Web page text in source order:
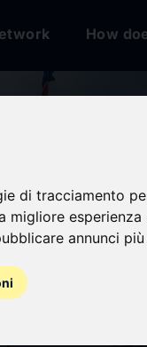
di tracciamento
migliore
annunci
How
a los